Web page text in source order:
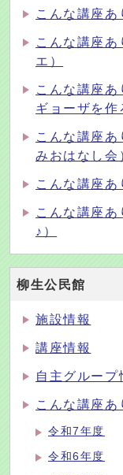
こんな講座あ
こんな講座
エ）
こんな講座あ
ギョーザを作
こんな講座あ
みおはなし会
こんな講座あ
こんな講座あ
♪）
柳生公民館
施設情報
講座情報
自主グループ
こんな講座あ
令和7年度
令和6年度